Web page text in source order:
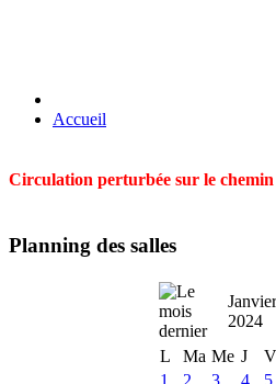
Accueil
Circulation perturbée sur le
Planning des salles
Janvier
2024
L
Ma Me J V
1
2 3 4 5